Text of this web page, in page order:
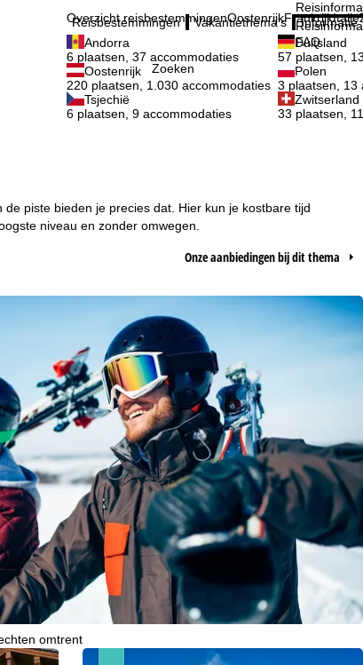
GmbH,
van
nodig (op elk
in derde landen
Als u op
van het
de informatie
omtrent
Reisbestemmingen
Overzicht reisbestemmingenOostenrijkFrankrijkItalië
Andorra
6 plaatsen, 37 accommodaties
Duitsland
57 plaatsen,
Oostenrijk
220 plaatsen, 1.030 accommodaties
Polen
3 plaatsen, 13
Tsjechië
6 plaatsen, 9 accommodaties
Zwitserland
33 plaatsen,
Vakantiethema's Informatie
FAQ
Zoeken
piste bieden je precies dat. Hier kun je kostbare tijd
niveau en zonder omwegen.
Onze aanbiedingen bij dit thema